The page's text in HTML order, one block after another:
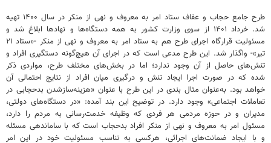
طرح جامع حجاب و عفاف ستاد امر به معروف و نهی از منکر در سال ۱۴۰۰ تهیه
شد. خرداد ۱۴۰۱ از سوی وزارت کشور به همه دستگاه‌ها و نهادها ابلاغ شد و
مسئولیت قرارگاه اجرای طرح هم به ستاد امر به معروف و نهی از منکر -«ستاد ۲۱
تیر»- واگذار شد. این طرح مدعی است که در اجرای آن هیچ‌گونه دستگیری افراد و
تنش‌های حاصل از آن وجود ندارد؛ اما در بخش‌های مختلف طرح، مواردی ذکر
شده که در صورت اجرا ایجاد تنش و درگیری میان افراد از نتایج احتمالی آن
خواهد بود. به‌عنوان مثال بندی در این طرح با عنوان «هزینه‌سازشدن بدحجابی در
تعاملات اجتماعی» وجود دارد. در توضیح این بند آمده: «در دستگاه‌های دولتی،
مدیران و در حوزه مردمی هر فردی که وظیفه خدمت‌رسانی به مردم را دارد،
مسئول امر به معروف و نهی از منکر افراد بدحجاب است که با ساماندهی مسئله
و با ایجاد ضمانت‌های اجرائی، هرکسی به تناسب مسئولیت خود در این امر